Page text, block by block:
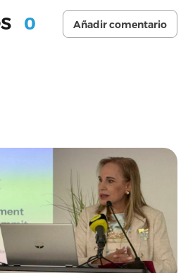
0 Añadir comentario